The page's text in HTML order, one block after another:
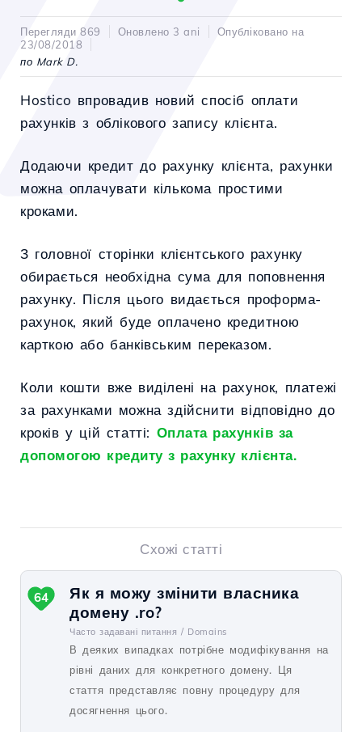
Перегляди 869 Оновлено 3 ani
Опубліковано на
23/08/2018
по Mark D.
Hostico впровадив новий спосіб оплати
рахунків з облікового запису клієнта.
Додаючи кредит до рахунку клієнта, рахунки
можна оплачувати кількома простими
кроками.
З головної сторінки клієнтського рахунку
обирається необхідна сума для поповнення
рахунку. Після цього видається проформа-
рахунок, який буде оплачено кредитною
карткою або банківським переказом.
Коли кошти вже виділені на рахунок, платежі
за рахунками можна здійснити відповідно до
кроків у цій статті: Оплата рахунків за
допомогою кредиту з рахунку клієнта.
Схожі статті
Як я можу змінити власника
домену .ro?
Часто задавані питання / Domains
В деяких випадках потрібне модифікування на
рівні даних для конкретного домену. Ця
стаття представляє повну процедуру для
досягнення цього.
64